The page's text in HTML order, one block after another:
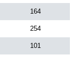
164
254
101